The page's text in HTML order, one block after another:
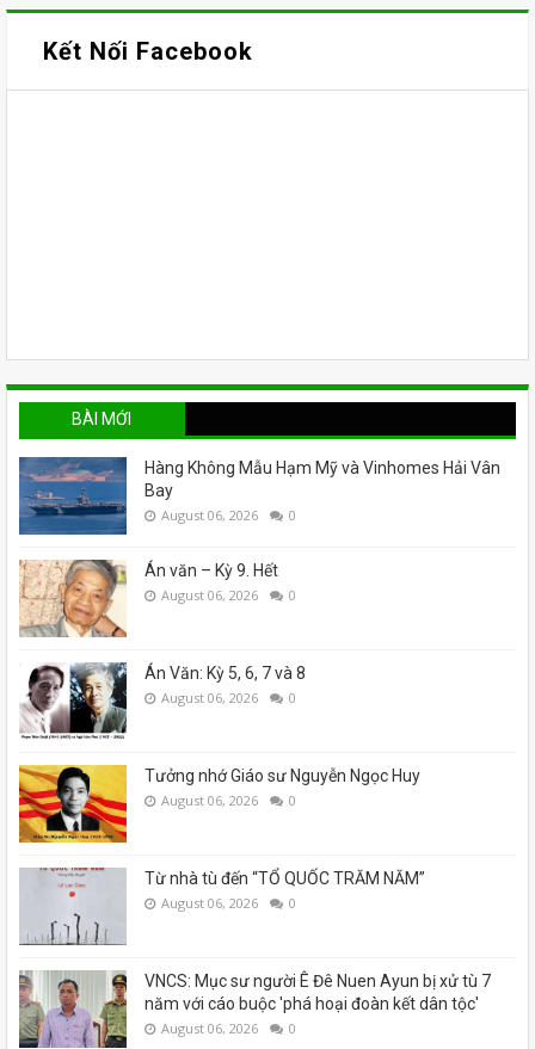
Kết Nối Facebook
BÀI MỚI
Hàng Không Mẫu Hạm Mỹ và Vinhomes Hải Vân
Bay
August 06, 2026 0
Án văn – Kỳ 9. Hết
August 06, 2026 0
Án Văn: Kỳ 5, 6, 7 và 8
August 06, 2026 0
Tưởng nhớ Giáo sư Nguyễn Ngọc Huy
August 06, 2026 0
Từ nhà tù đến “TỔ QUỐC TRĂM NĂM”
August 06, 2026 0
VNCS: Mục sư người Ê Đê Nuen Ayun bị xử tù 7
năm với cáo buộc 'phá hoại đoàn kết dân tộc'
August 06, 2026 0